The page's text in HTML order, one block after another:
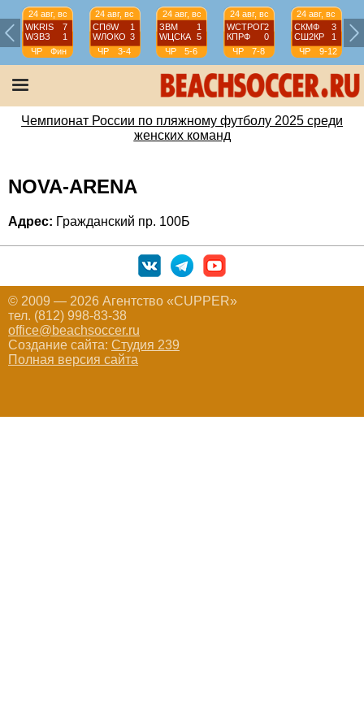
24 авг, вс
WKRIS
7
WЗВЗ
1
ЧР
Фин
24 авг, вс
СПбW
1
WЛОКО 3
ЧР
3-4
24 авг, вс
ЗВМ
1
WЦСКА
5
ЧР
5-6
24 авг, вс
WCТРОГ2
КПРФ
0
ЧР
7-8
24 авг, вс
СКМФ
3
СШ2КР
1
ЧР
9-12
Чемпионат России по пляжному футболу 2025 среди
женских команд
NOVA-ARENA
Адрес: Гражданский пр. 100Б
© 2009 — 2026 Агентство «CUPPER»
тел. (812) 998-83-38
office@beachsoccer.ru
Создание сайта: Студия 239
Полная версия сайта